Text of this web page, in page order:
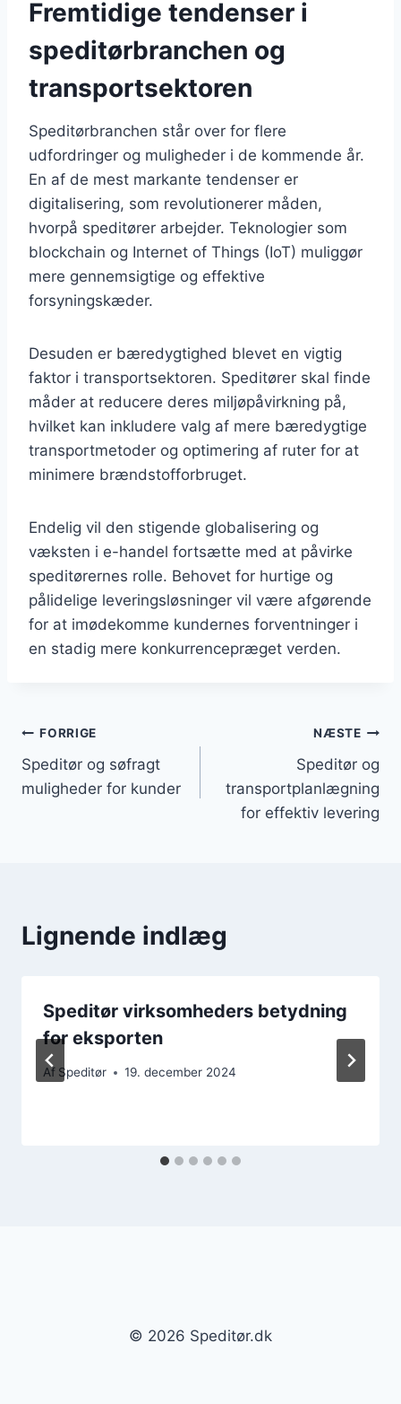
Fremtidige tendenser i
speditørbranchen og
transportsektoren
Speditørbranchen står over for flere
udfordringer og muligheder i de kommende år.
En af de mest markante tendenser er
digitalisering, som revolutionerer måden,
hvorpå speditører arbejder. Teknologier som
blockchain og Internet of Things (IoT) muliggør
mere gennemsigtige og effektive
forsyningskæder.
Desuden er bæredygtighed blevet en vigtig
faktor i transportsektoren. Speditører skal finde
måder at reducere deres miljøpåvirkning på,
hvilket kan inkludere valg af mere bæredygtige
transportmetoder og optimering af ruter for at
minimere brændstofforbruget.
Endelig vil den stigende globalisering og
væksten i e-handel fortsætte med at påvirke
speditørernes rolle. Behovet for hurtige og
pålidelige leveringsløsninger vil være afgørende
for at imødekomme kundernes forventninger i
en stadig mere konkurrencepræget verden.
Indlægsnavigation
FORRIGE
Speditør og søfragt
muligheder for kunder
NÆSTE
Speditør og
transportplanlægning
for effektiv levering
Lignende indlæg
Speditør virksomheders betydning
for eksporten
Af Speditør 19. december 2024
© 2026 Speditør.dk